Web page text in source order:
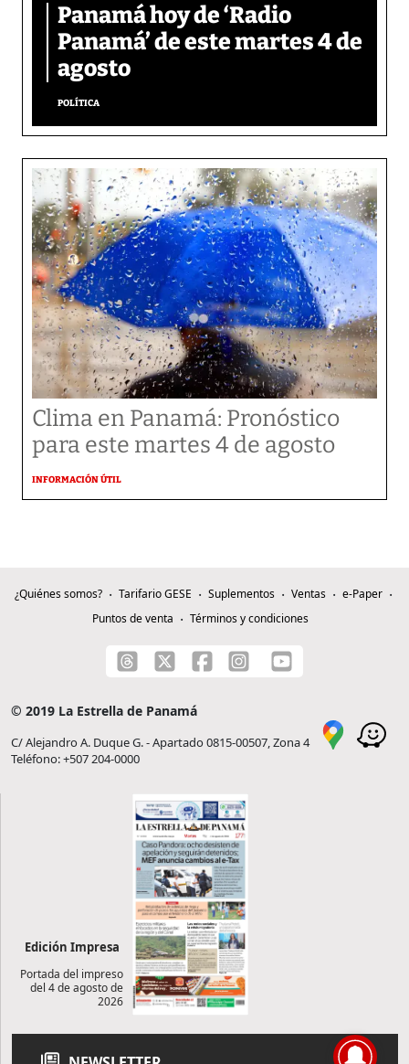
Panamá hoy de ‘Radio
Panamá’ de este martes 4 de
agosto
POLÍTICA
Clima en Panamá: Pronóstico
para este martes 4 de agosto
INFORMACIÓN ÚTIL
¿Quiénes somos? Tarifario GESE Suplementos Ventas
e-Paper
Puntos de venta
Términos y condiciones
© 2019 La Estrella de Panamá
C/ Alejandro A. Duque G. - Apartado 0815-00507, Zona 4
Teléfono: +507 204-0000
Edición Impresa
Portada del impreso
del 4 de agosto de
2026